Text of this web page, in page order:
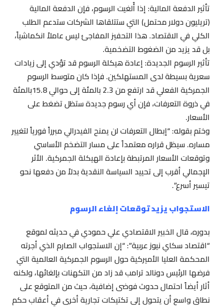
تأثير الدفعة المالية: إذا أُلغيت الرسوم، فإن الدفعة المالية
(تريليون دولار محتمل) التي ستتلقاها الشركات ستدعم الطلب
الكلي في الاقتصاد. هذا التحفيز المفاجئ ليس عاملاً انكماشياً،
بل قد يزيد من الضغوط التضخمية.
تأثير الرسوم الجديدة: إعادة هيكلة الرسوم قد تؤدي إلى زيادات
سعرية بسيطة لدى المستهلكين. فإذا كان متوسط الرسوم
الجمركية الفعلي قد ارتفع من 2.3 بالمئة إلى حوالي 15.8بالمئة
في ذروة التعرفات، فإن أي رسوم جديدة ستظل تضغط على
الأسعار.
وختم بقوله: “إبطال التعرفات لن يمنح الفيدرالي مبرراً فورياً لتغيير
مساره. سيظل قراره معتمداً على مسار التضخم الأساسي
وتوقعات الأسعار المرتبطة بإعادة الهيكلة الجمركية. الأثر
الإجمالي أقرب إلى تحييد السياسة النقدية بدلاً من دفعها نحو
تيسير أسرع”.
الاستجواب يزيد توقعات إلغاء الرسوم
بدوره، قال الخبير الاقتصادي علي حمودي في حديثه لموقع
“اقتصاد سكاي نيوز عربية”: “إن الاستجواب الصارم الذي أجرته
المحكمة العليا الأميركية حول الرسوم الجمركية العالمية التي
فرضها الرئيس دونالد ترامب قد زاد من التكهنات بإلغائها، ولكنه
أثار أيضاً احتمال حدوث فوضى إضافية، حيث من المتوقع على
نطاق واسع أن يتحول إلى تكتيكات تجارية أخرى في أعقاب حكم